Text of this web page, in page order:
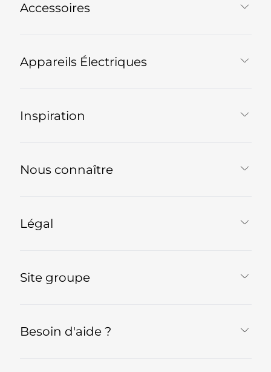
Accessoires
Appareils Électriques
Inspiration
Nous connaître
Légal
Site groupe
Besoin d'aide ?